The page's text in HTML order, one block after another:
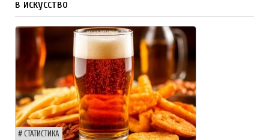
в искусство
СТАТИСТИКА